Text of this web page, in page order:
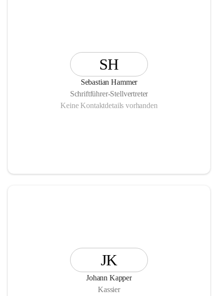
SH
Sebastian Hammer
Schriftführer-Stellvertreter
Keine Kontaktdetails vorhanden
JK
Johann Kapper
Kassier